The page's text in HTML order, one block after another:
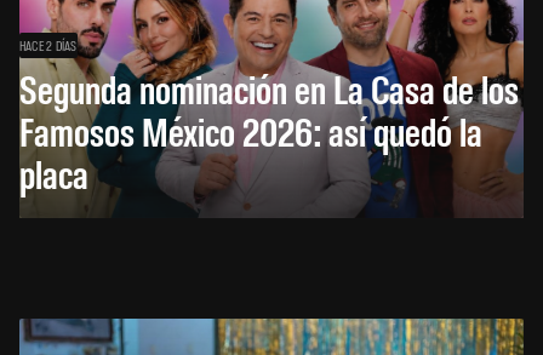
HACE 2 DÍAS
Segunda nominación en La Casa de los
Famosos México 2026: así quedó la
placa